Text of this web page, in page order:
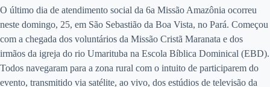
O último dia de atendimento social da 6a Missão Amazônia ocorreu
neste domingo, 25, em São Sebastião da Boa Vista, no Pará. Começou
com a chegada dos voluntários da Missão Cristã Maranata e dos
irmãos da igreja do rio Umarituba na Escola Bíblica Dominical (EBD).
Todos navegaram para a zona rural com o intuito de participarem do
evento, transmitido via satélite, ao vivo, dos estúdios de televisão da